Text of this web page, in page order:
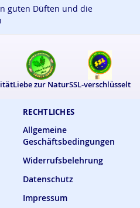
RECHTLICHES
Allgemeine
Geschäftsbedingungen
Widerrufsbelehrung
Datenschutz
Impressum
guten Düften und die
Liebe zur NaturSSL-verschlüsselt